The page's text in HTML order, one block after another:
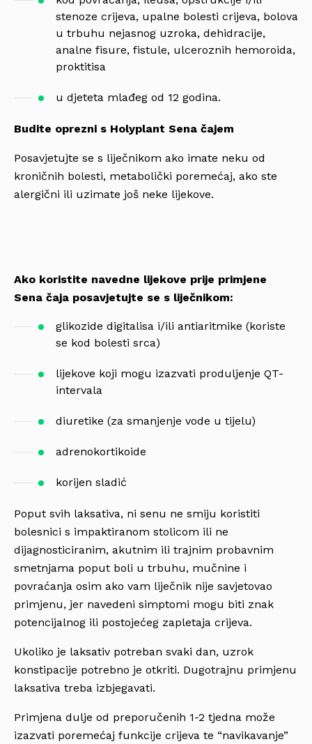
stenoze crijeva, upalne bolesti crijeva, bolova
u trbuhu nejasnog uzroka, dehidracije,
analne fisure, fistule, ulceroznih hemoroida,
proktitisa
u djeteta mlađeg od 12 godina.
Budite oprezni s Holyplant Sena čajem
Posavjetujte se s liječnikom ako imate neku od
kroničnih bolesti, metabolički poremećaj, ako ste
alergični ili uzimate još neke lijekove.
Ako koristite navedne lijekove prije primjene
Sena čaja posavjetujte se s liječnikom:
glikozide digitalisa i/ili antiaritmike (koriste
se kod bolesti srca)
lijekove koji mogu izazvati produljenje QT-
intervala
diuretike (za smanjenje vode u tijelu)
adrenokortikoide
korijen sladić
Poput svih laksativa, ni senu ne smiju koristiti
bolesnici s impaktiranom stolicom ili ne
dijagnosticiranim, akutnim ili trajnim probavnim
smetnjama poput boli u trbuhu, mučnine i
povraćanja osim ako vam liječnik nije savjetovao
primjenu, jer navedeni simptomi mogu biti znak
potencijalnog ili postojećeg zapletaja crijeva.
Ukoliko je laksativ potreban svaki dan, uzrok
konstipacije potrebno je otkriti. Dugotrajnu primjenu
laksativa treba izbjegavati.
Primjena dulje od preporučenih 1-2 tjedna može
izazvati poremećaj funkcije crijeva te “navikavanje”